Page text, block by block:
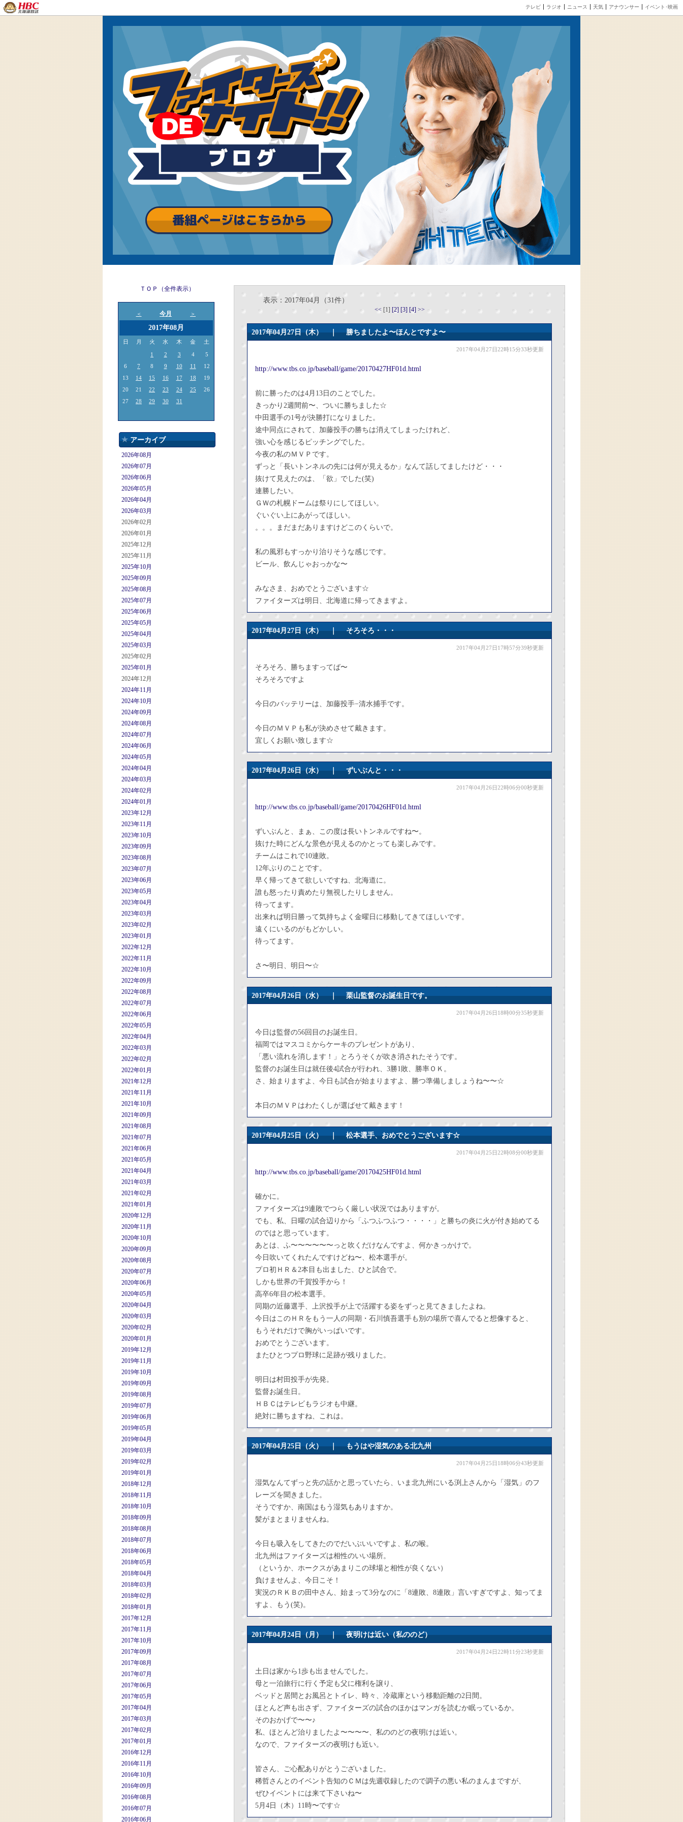
テレビ ラジオ ニュース 天気 アナウンサー イベント･映画
ＴＯＰ（全件表示）
＜ 今月 ＞
2017年08月
日 月 火 水 木 金 土
1 2 3 4
5
6
7 8 9 10 11
12
13
14 15 16 17 18
19
20
21 22 23 24 25
26
27
28 29 30 31
アーカイブ
2026年08月
2026年07月
2026年06月
2026年05月
2026年04月
2026年03月
2026年02月
2026年01月
2025年12月
2025年11月
2025年10月
2025年09月
2025年08月
2025年07月
2025年06月
2025年05月
2025年04月
2025年03月
2025年02月
2025年01月
2024年12月
2024年11月
2024年10月
2024年09月
2024年08月
2024年07月
2024年06月
2024年05月
2024年04月
2024年03月
2024年02月
2024年01月
2023年12月
2023年11月
2023年10月
2023年09月
2023年08月
2023年07月
2023年06月
2023年05月
2023年04月
2023年03月
2023年02月
2023年01月
2022年12月
2022年11月
2022年10月
2022年09月
2022年08月
2022年07月
2022年06月
2022年05月
2022年04月
2022年03月
2022年02月
2022年01月
2021年12月
2021年11月
2021年10月
2021年09月
2021年08月
2021年07月
2021年06月
2021年05月
2021年04月
2021年03月
2021年02月
2021年01月
2020年12月
2020年11月
2020年10月
2020年09月
2020年08月
2020年07月
2020年06月
2020年05月
2020年04月
2020年03月
2020年02月
2020年01月
2019年12月
2019年11月
2019年10月
2019年09月
2019年08月
2019年07月
2019年06月
2019年05月
2019年04月
2019年03月
2019年02月
2019年01月
2018年12月
2018年11月
2018年10月
2018年09月
2018年08月
2018年07月
2018年06月
2018年05月
2018年04月
2018年03月
2018年02月
2018年01月
2017年12月
2017年11月
2017年10月
2017年09月
2017年08月
2017年07月
2017年06月
2017年05月
2017年04月
2017年03月
2017年02月
2017年01月
2016年12月
2016年11月
2016年10月
2016年09月
2016年08月
2016年07月
2016年06月
表示：2017年04月（31件）
<< [1] [2] [3] [4] >>
2017年04月27日（木） ｜勝ちましたよ〜ほんとですよ〜
2017年04月27日22時15分33秒更新
http://www.tbs.co.jp/baseball/game/20170427HF01d.html
前に勝ったのは4月13日のことでした。
きっかり2週間前〜、ついに勝ちました☆
中田選手の1号が決勝打になりました。
途中同点にされて、加藤投手の勝ちは消えてしまったけれど、
強い心を感じるピッチングでした。
今夜の私のＭＶＰです。
ずっと「長いトンネルの先には何が見えるか」なんて話してましたけど・・・
抜けて見えたのは、「欲」でした(笑)
連勝したい。
ＧＷの札幌ドームは祭りにしてほしい。
ぐいぐい上にあがってほしい。
。。。まだまだありますけどこのくらいで。
私の風邪もすっかり治りそうな感じです。
ビール、飲んじゃおっかな〜
みなさま、おめでとうございます☆
ファイターズは明日、北海道に帰ってきますよ。
2017年04月27日（木） ｜そろそろ・・・
2017年04月27日17時57分39秒更新
そろそろ、勝ちますってば〜
そろそろですよ
今日のバッテリーは、加藤投手−清水捕手です。
今日のＭＶＰも私が決めさせて戴きます。
宜しくお願い致します☆
2017年04月26日（水） ｜ずいぶんと・・・
2017年04月26日22時06分00秒更新
http://www.tbs.co.jp/baseball/game/20170426HF01d.html
ずいぶんと、まぁ、この度は長いトンネルですね〜。
抜けた時にどんな景色が見えるのかとっても楽しみです。
チームはこれで10連敗。
12年ぶりのことです。
早く帰ってきて欲しいですね、北海道に。
誰も怒ったり責めたり無視したりしません。
待ってます。
出来れば明日勝って気持ちよく金曜日に移動してきてほしいです。
遠くにいるのがもどかしい。
待ってます。
さ〜明日、明日〜☆
2017年04月26日（水） ｜栗山監督のお誕生日です。
2017年04月26日18時00分35秒更新
今日は監督の56回目のお誕生日。
福岡ではマスコミからケーキのプレゼントがあり、
「悪い流れを消します！」とろうそくが吹き消されたそうです。
監督のお誕生日は就任後4試合が行われ、3勝1敗、勝率ＯＫ。
さ、始まりますよ、今日も試合が始まりますよ、勝つ準備しましょうね〜〜☆
本日のＭＶＰはわたくしが選ばせて戴きます！
2017年04月25日（火） ｜松本選手、おめでとうございます☆
2017年04月25日22時08分00秒更新
http://www.tbs.co.jp/baseball/game/20170425HF01d.html
確かに。
ファイターズは9連敗でつらく厳しい状況ではありますが。
でも、私、日曜の試合辺りから「ふつふつふつ・・・・」と勝ちの炎に火が付き始めてる
のではと思っています。
あとは、ふ〜〜〜〜〜〜っと吹くだけなんですよ、何かきっかけで。
今日吹いてくれたんですけどね〜、松本選手が。
プロ初ＨＲ＆2本目も出ました、ひと試合で。
しかも世界の千賀投手から！
高卒6年目の松本選手。
同期の近藤選手、上沢投手が上で活躍する姿をずっと見てきましたよね。
今日はこのＨＲをもう一人の同期・石川慎吾選手も別の場所で喜んでると想像すると、
もうそれだけで胸がいっぱいです。
おめでとうございます。
またひとつプロ野球に足跡が残りました。
明日は村田投手が先発。
監督お誕生日。
ＨＢＣはテレビもラジオも中継。
絶対に勝ちますね、これは。
2017年04月25日（火） ｜もうはや湿気のある北九州
2017年04月25日18時06分43秒更新
湿気なんてずっと先の話かと思っていたら、いま北九州にいる渕上さんから「湿気」のフ
レーズを聞きました。
そうですか、南国はもう湿気もありますか。
髪がまとまりませんね。
今日も吸入をしてきたのでだいぶいいですよ、私の喉。
北九州はファイターズは相性のいい場所。
（というか、ホークスがあまりこの球場と相性が良くない）
負けませんよ、今日こそ！
実況のＲＫＢの田中さん、始まって3分なのに「8連敗、8連敗」言いすぎですよ、知ってま
すよ、もう(笑)。
2017年04月24日（月） ｜夜明けは近い（私ののど）
2017年04月24日22時11分23秒更新
土日は家から1歩も出ませんでした。
母と一泊旅行に行く予定も父に権利を譲り、
ベッドと居間とお風呂とトイレ、時々、冷蔵庫という移動距離の2日間。
ほとんど声も出さず、ファイターズの試合のほかはマンガを読むか眠っているか。
そのおかげで〜〜♪
私、ほとんど治りましたよ〜〜〜〜、私ののどの夜明けは近い。
なので、ファイターズの夜明けも近い。
皆さん、ご心配ありがとうございました。
稀哲さんとのイベント告知のＣＭは先週収録したので調子の悪い私のまんまですが、
ぜひイベントには来て下さいね〜
5月4日（木）11時〜です☆